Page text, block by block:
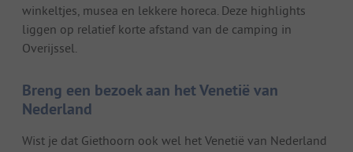
winkeltjes, musea en lekkere horeca. Deze highlights
liggen op relatief korte afstand van de camping in
Overijssel.
Breng een bezoek aan het Venetië van
Nederland
Wist je dat Giethoorn ook wel het Venetië van Nederland